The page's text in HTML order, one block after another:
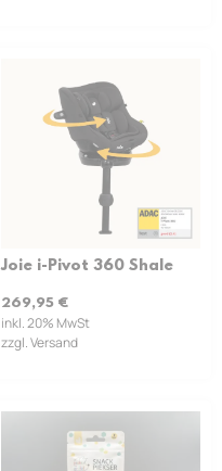
Joie i-Pivot 360 Shale
269,95 €
inkl. 20% MwSt
zzgl. Versand